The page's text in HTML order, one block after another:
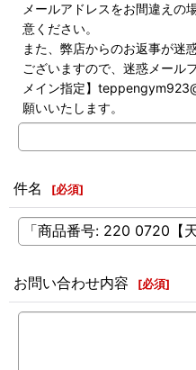
メールアドレスをお間違えの
意ください。
また、弊店からのお返事が迷
ございますので、迷惑メール
メイン指定】
願いいたします。
件名 [必須]
お問い合わせ内容 [必須]